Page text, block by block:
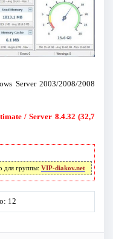
Server 2003/2008/2008
/ Server 8.4.32 (32,7
для группы: VIP-diakov.net
12